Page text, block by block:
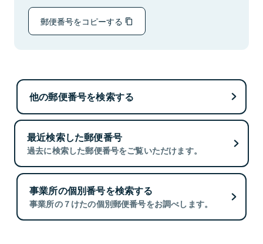
郵便番号をコピーする
他の郵便番号を検索する
最近検索した郵便番号
過去に検索した郵便番号をご覧いただけます。
事業所の個別番号を検索する
事業所の７けたの個別郵便番号をお調べします。